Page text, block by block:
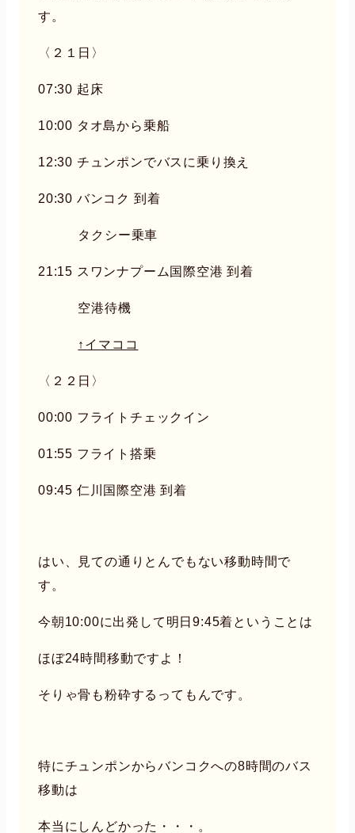
す。
〈２１日〉
07:30 起床
10:00 タオ島から乗船
12:30 チュンポンでバスに乗り換え
20:30 バンコク 到着
タクシー乗車
21:15 スワンナプーム国際空港 到着
空港待機
↑イマココ
〈２２日〉
00:00 フライトチェックイン
01:55 フライト搭乗
09:45 仁川国際空港 到着
はい、見ての通りとんでもない移動時間で
す。
今朝10:00に出発して明日9:45着ということは
ほぼ24時間移動ですよ！
そりゃ骨も粉砕するってもんです。
特にチュンポンからバンコクへの8時間のバス
移動は
本当にしんどかった・・・。